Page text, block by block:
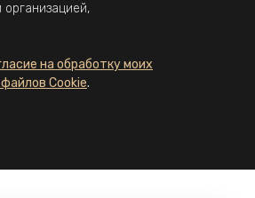
на обработку моих
Cookie.